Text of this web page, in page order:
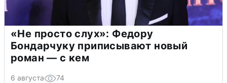
«Не просто слух»: Федору
Бондарчуку приписывают новый
роман — с кем
6 августа 74